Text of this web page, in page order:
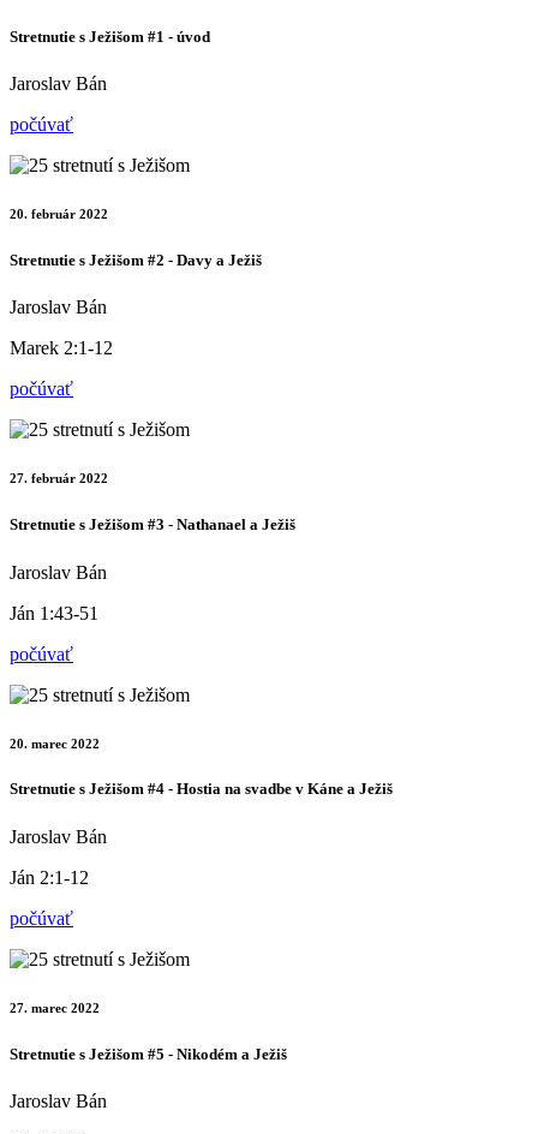
Stretnutie s Ježišom #1 - úvod
Jaroslav Bán
počúvať
20. február 2022
Stretnutie s Ježišom #2 - Davy a Ježiš
Jaroslav Bán
Marek 2:1-12
počúvať
27. február 2022
Stretnutie s Ježišom #3 - Nathanael a Ježiš
Jaroslav Bán
Ján 1:43-51
počúvať
20. marec 2022
Stretnutie s Ježišom #4 - Hostia na svadbe v Káne a Ježiš
Jaroslav Bán
Ján 2:1-12
počúvať
27. marec 2022
Stretnutie s Ježišom #5 - Nikodém a Ježiš
Jaroslav Bán